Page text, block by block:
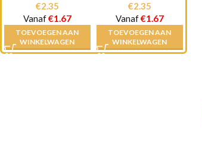
€2.35
Vanaf€1.67
TOEVOEGEN AAN
WINKELWAGEN
€2.35
Vanaf€1.67
TOEVOEGEN AAN
WINKELWAGEN